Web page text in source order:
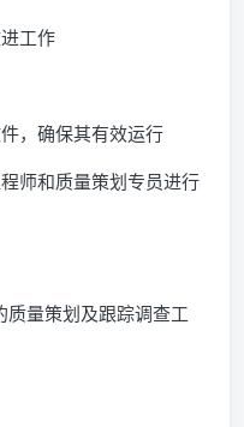
工作
，确保其有效运行
师和质量策划专员进行
质量策划及跟踪调查工